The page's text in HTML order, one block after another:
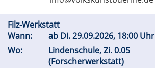
Filz-Werkstatt
Wann:
ab Di.29.09.2026, 18:00 Uhr
Wo:
Lindenschule, Zi. 0.05
(Forscherwerkstatt)